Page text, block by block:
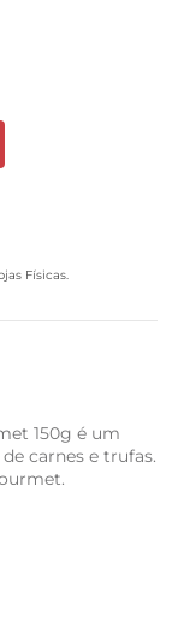
Físicas.
150g é um
carnes e trufas.